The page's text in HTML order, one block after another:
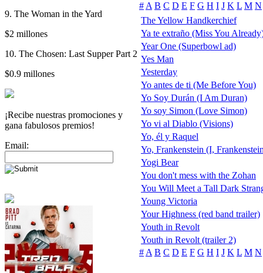
9. The Woman in the Yard
$2 millones
10. The Chosen: Last Supper Part 2
$0.9 millones
¡Recibe nuestras promociones y
gana fabulosos premios!
Email:
# A B C D E F G H I J K L M N
The Yellow Handkerchief
Ya te extraño (Miss You
Year One (Superbowl ad)
Yes Man
Yesterday
Yo antes de ti (Me Before You)
Yo Soy Durán (I Am Duran)
Yo soy Simon (Love Simon)
Yo vi al Diablo (Visions)
Yo, él y Raquel
Yo, Frankenstein (I,
Yogi Bear
You don't mess with the Zohan
You Will Meet a Tall Dark
Young Victoria
Your Highness (red band trailer)
Youth in Revolt
Youth in Revolt (trailer 2)
# A B C D E F G H I J K L M N